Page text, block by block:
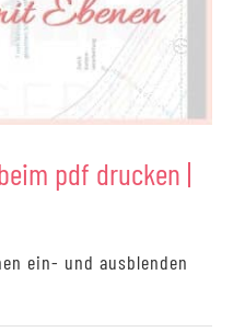
pdf drucken |
ein- und ausblenden